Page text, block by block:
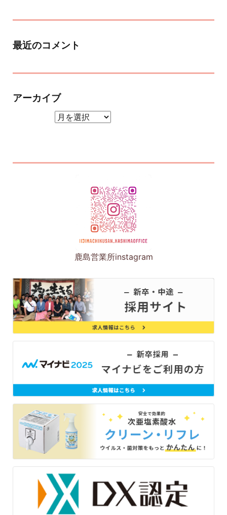
最近のコメント
アーカイブ
鹿島営業所instagram